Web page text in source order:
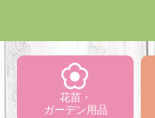
花苗・
ガーデン用品